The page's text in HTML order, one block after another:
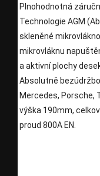
Plnohodnotná
Technologie AGM
skleněné
mikrovláknu
a aktivní plochy
Absolutně
Mercedes, Porsche,
výška 190mm,
proud 800A EN.